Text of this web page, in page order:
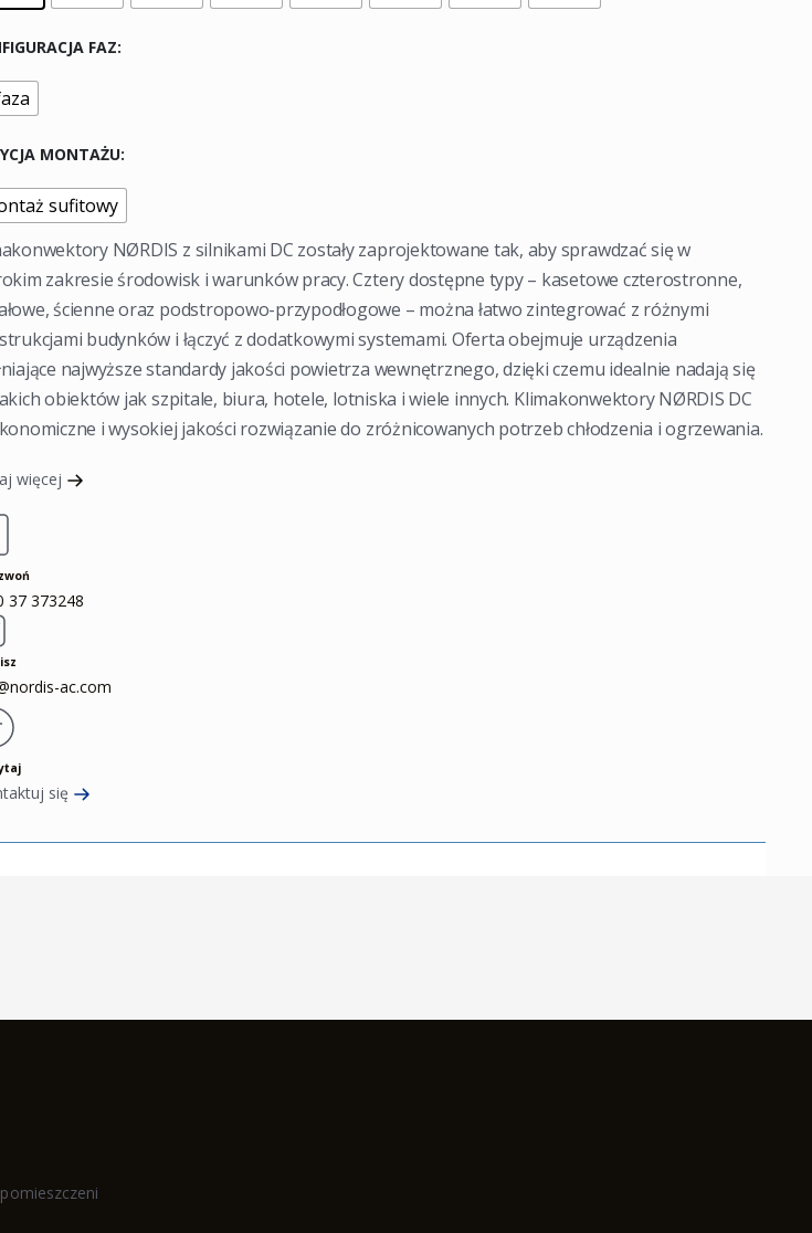
FAZ
MONTAŻU
sufitowy
NØRDIS z silnikami DC zostały zaprojektowane tak, aby sprawdzać się w
zakresie środowisk i warunków pracy. Cztery dostępne typy – kasetowe czterostronne,
ścienne oraz podstropowo-przypodłogowe – można łatwo zintegrować z różnymi
budynków i łączyć z dodatkowymi systemami. Oferta obejmuje urządzenia
najwyższe standardy jakości powietrza wewnętrznego, dzięki czemu idealnie nadają się
obiektów jak szpitale, biura, hotele, lotniska i wiele innych. Klimakonwektory NØRDIS DC
i wysokiej jakości rozwiązanie do zróżnicowanych potrzeb chłodzenia i ogrzewania.
więcej
37 373248
ac.com
się